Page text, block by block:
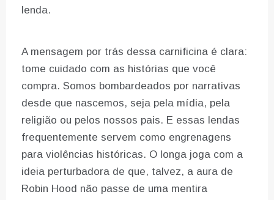
lenda.
A mensagem por trás dessa carnificina é clara:
tome cuidado com as histórias que você
compra. Somos bombardeados por narrativas
desde que nascemos, seja pela mídia, pela
religião ou pelos nossos pais. E essas lendas
frequentemente servem como engrenagens
para violências históricas. O longa joga com a
ideia perturbadora de que, talvez, a aura de
Robin Hood não passe de uma mentira